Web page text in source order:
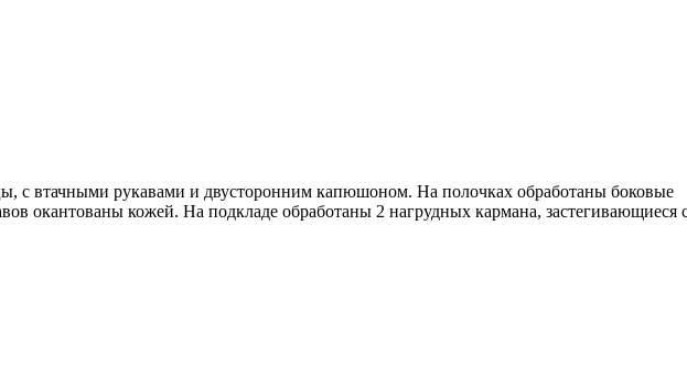
с втачными рукавами и двусторонним капюшоном. На полочках обработаны боковые
окантованы кожей. На подкладе обработаны 2 нагрудных кармана, застегивающиеся